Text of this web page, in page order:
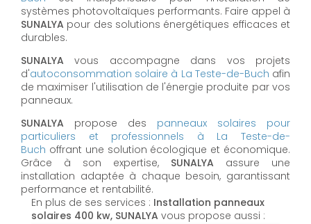
systèmes photovoltaïques performants. Faire appel à
SUNALYA pour des solutions énergétiques efficaces et
durables.
SUNALYA vous accompagne dans vos projets
d'autoconsommation solaire à La Teste-de-Buch afin
de maximiser l'utilisation de l'énergie produite par vos
panneaux.
SUNALYA propose des panneaux solaires pour
particuliers et professionnels à La Teste-de-
Buch offrant une solution écologique et économique.
Grâce à son expertise, SUNALYA assure une
installation adaptée à chaque besoin, garantissant
performance et rentabilité.
En plus de ses services : Installation panneaux
solaires 400 kw, SUNALYA vous propose aussi :